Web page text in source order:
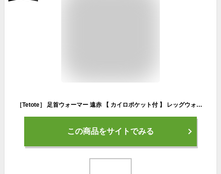
［Tetote］ 足首ウォーマー 遠赤 【 カイロポケット付 】 レッグウォーマー レディース メンズ 巻く 寝る時用 暖かい 面ファスナー 締め付けない ゆったり サイズ調整 冷え防止 温め 中綿 冷え対策 睡眠 父の日 プレゼント サーモライト
この商品をサイトでみる